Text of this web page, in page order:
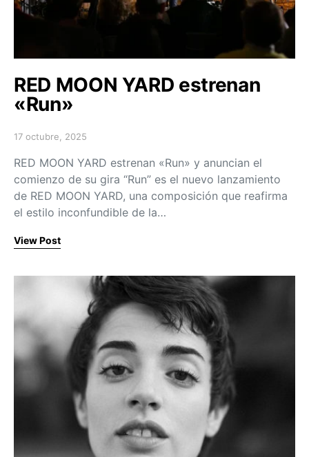
RED MOON YARD estrenan
«Run»
Posted on
17 octubre, 2025
RED MOON YARD estrenan «Run» y anuncian el
comienzo de su gira “Run” es el nuevo lanzamiento
de RED MOON YARD, una composición que reafirma
el estilo inconfundible de la…
View Post